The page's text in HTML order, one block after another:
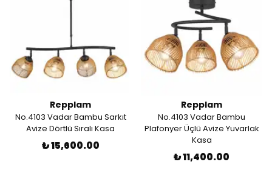
Repplam
No.4103 Vadar Bambu Sarkıt
Avize Dörtlü Sıralı Kasa
₺ 15,600.00
Repplam
No.4103 Vadar Bambu
Plafonyer Üçlü Avize Yuvarlak
Kasa
₺ 11,400.00